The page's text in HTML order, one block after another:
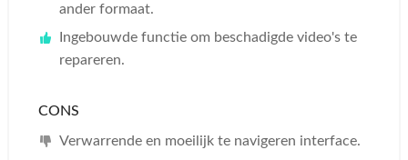
ander formaat.
Ingebouwde functie om beschadigde video's te
repareren.
CONS
Verwarrende en moeilijk te navigeren interface.